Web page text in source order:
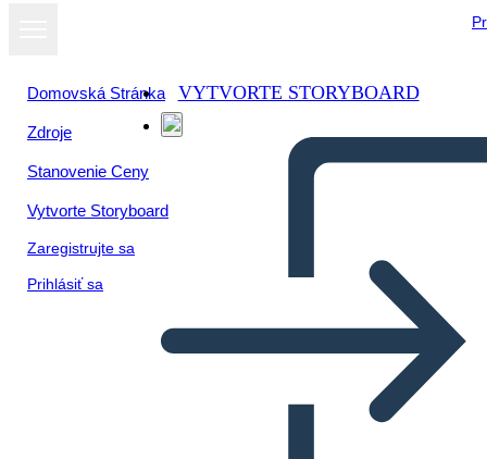
Domovská Stránka
Zdroje
Stanovenie Ceny
Vytvorte Storyboard
Zaregistrujte sa
Prihlásiť sa
VYTVORTE STORYBOARD